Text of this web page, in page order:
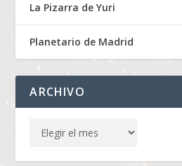
La Pizarra de Yuri
Planetario de Madrid
ARCHIVO